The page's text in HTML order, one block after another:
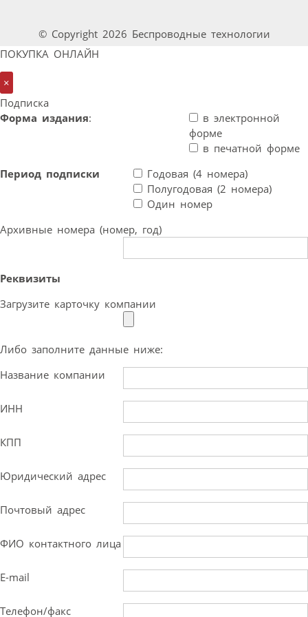
© Copyright 2026 Беспроводные технологии
ПОКУПКА ОНЛАЙН
×
Подписка
Форма издания:
в электронной
форме
в печатной форме
Период подписки
Годовая (4 номера)
Полугодовая (2 номера)
Один номер
Архивные номера (номер, год)
Реквизиты
Загрузите карточку компании
Либо заполните данные ниже:
Название компании
ИНН
КПП
Юридический адрес
Почтовый адрес
ФИО контактного лица
E-mail
Телефон/факс